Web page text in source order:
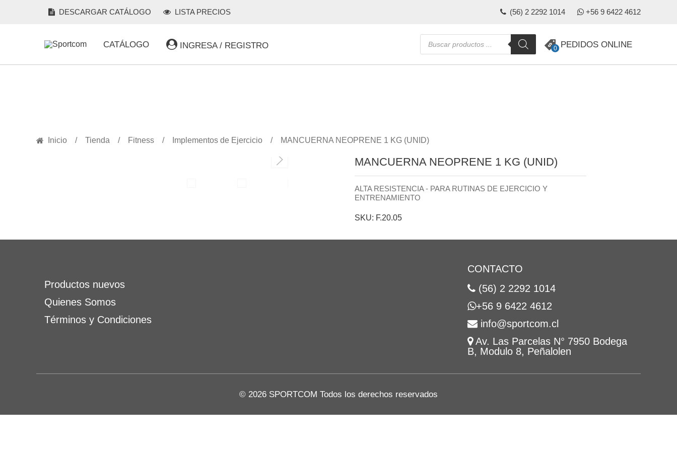
DESCARGAR CATÁLOGO LISTA PRECIOS (56) 2 2292 1014 +56 9 6422 4612
CATÁLOGO INGRESA / REGISTRO
Búsqueda
de
productos
0 PEDIDOS ONLINE
Inicio Tienda Fitness Implementos de Ejercicio MANCUERNA NEOPRENE 1 KG (UNID)
MANCUERNA NEOPRENE 1 KG (UNID)
ALTA RESISTENCIA - PARA RUTINAS DE EJERCICIO Y
ENTRENAMIENTO
SKU: F.20.05
Productos nuevos
Quienes Somos
Términos y Condiciones
CONTACTO
(56) 2 2292 1014
+56 9 6422 4612
info@sportcom.cl
Av. Las Parcelas N° 7950 Bodega
B, Modulo 8, Peñalolen
© 2026 SPORTCOM Todos los derechos reservados